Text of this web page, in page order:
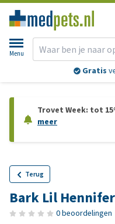
Menu
Gratis
Trovet Week: tot
meer
Terug
Bark Lil
0 beoordelingen